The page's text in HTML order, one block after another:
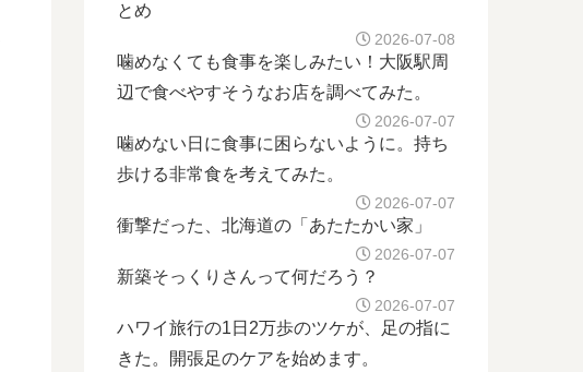
とめ
2026-07-08
噛めなくても食事を楽しみたい！大阪駅周
辺で食べやすそうなお店を調べてみた。
2026-07-07
噛めない日に食事に困らないように。持ち
歩ける非常食を考えてみた。
2026-07-07
衝撃だった、北海道の「あたたかい家」
2026-07-07
新築そっくりさんって何だろう？
2026-07-07
ハワイ旅行の1日2万歩のツケが、足の指に
きた。開張足のケアを始めます。